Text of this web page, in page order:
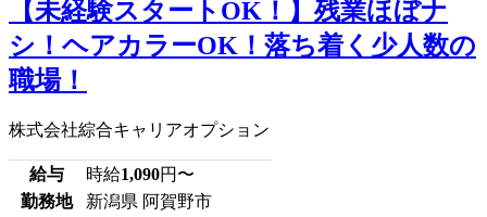
【未経験スタートOK！】残業ほぼナ
シ！ヘアカラーOK！落ち着く少人数の
職場！
株式会社綜合キャリアオプション
給与 時給1,090円〜
勤務地
新潟県 阿賀野市